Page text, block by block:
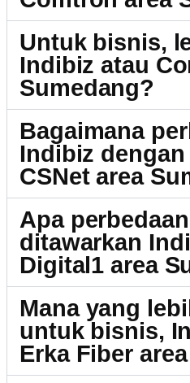
Untuk bisnis,
Indibiz atau
Sumedang?
Bagaimana
Indibiz
CSNet area
Apa
ditawarkan
Digital1 area
Mana yang
untuk bisnis,
Erka Fiber